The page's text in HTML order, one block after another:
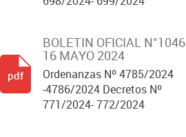
BOLETIN OFICIAL N°1046
16 MAYO 2024
Ordenanzas Nº 4785/2024
-4786/2024 Decretos Nº
771/2024- 772/2024
pdf